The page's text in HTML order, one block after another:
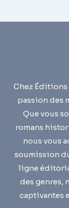
Chez Éditions
passion des
Que vous
romans
nous vous
soumission
ligne
des genres,
captivantes